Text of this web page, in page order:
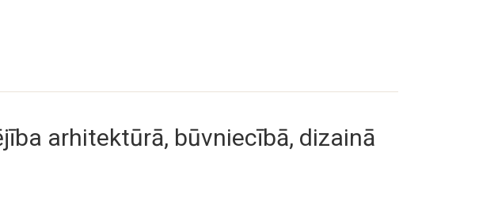
arhitektūrā, būvniecībā, dizainā